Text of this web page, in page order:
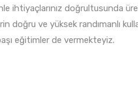
ihtiyaçlarınız doğrultusunda
doğru ve yüksek randımanlı
eğitimler de vermekteyiz.